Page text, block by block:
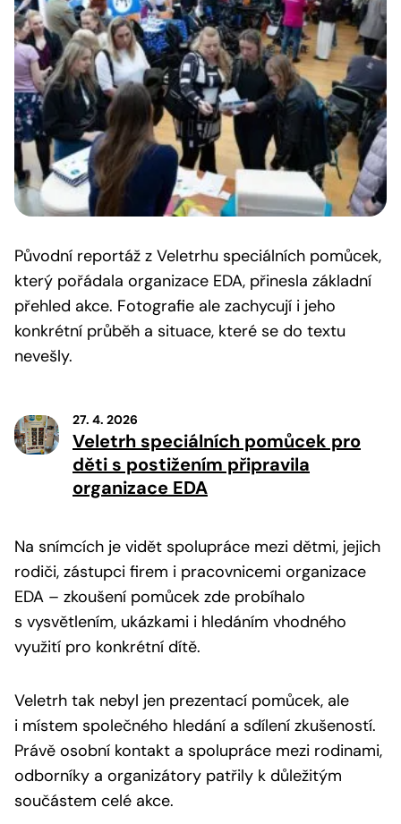
Původní reportáž z Veletrhu speciálních pomůcek,
který pořádala organizace EDA, přinesla základní
přehled akce. Fotografie ale zachycují i jeho
konkrétní průběh a situace, které se do textu
nevešly.
27. 4. 2026
Veletrh speciálních pomůcek pro
děti s postižením připravila
organizace EDA
Na snímcích je vidět spolupráce mezi dětmi, jejich
rodiči, zástupci firem i pracovnicemi organizace
EDA – zkoušení pomůcek zde probíhalo
s vysvětlením, ukázkami i hledáním vhodného
využití pro konkrétní dítě.
Veletrh tak nebyl jen prezentací pomůcek, ale
i místem společného hledání a sdílení zkušeností.
Právě osobní kontakt a spolupráce mezi rodinami,
odborníky a organizátory patřily k důležitým
součástem celé akce.